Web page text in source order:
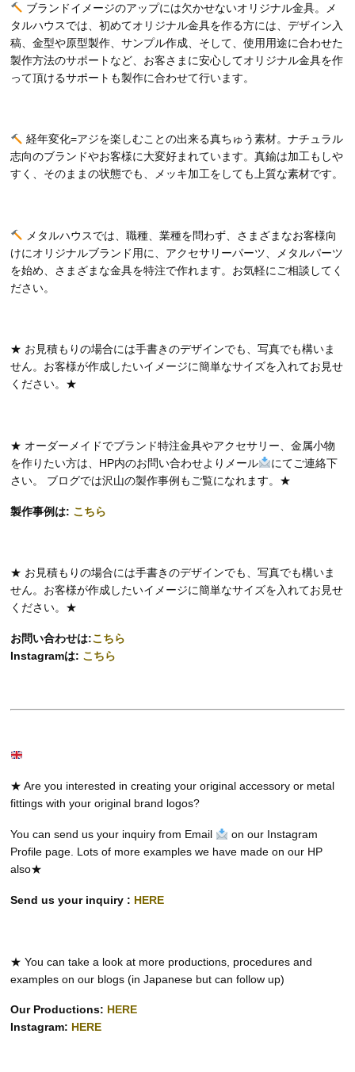
ブランドイメージのアップには欠かせないオリジナル金具。メ
タルハウスでは、初めてオリジナル金具を作る方には、デザイン入
稿、金型や原型製作、サンプル作成、そして、使用用途に合わせた
製作方法のサポートなど、お客さまに安心してオリジナル金具を作
って頂けるサポートも製作に合わせて行います。
経年変化=アジを楽しむことの出来る真ちゅう素材。ナチュラル
志向のブランドやお客様に大変好まれています。真鍮は加工もしや
すく、そのままの状態でも、メッキ加工をしても上質な素材です。
メタルハウスでは、職種、業種を問わず、さまざまなお客様向
けにオリジナルブランド用に、アクセサリーパーツ、メタルパーツ
を始め、さまざまな金具を特注で作れます。お気軽にご相談してく
ださい。
★ お見積もりの場合には手書きのデザインでも、写真でも構いま
せん。お客様が作成したいイメージに簡単なサイズを入れてお見せ
ください。★
★ オーダーメイドでブランド特注金具やアクセサリー、金属小物
を作りたい方は、HP内のお問い合わせよりメール
にてご連絡下
さい。 ブログでは沢山の製作事例もご覧になれます。★
製作事例は: こちら
★ お見積もりの場合には手書きのデザインでも、写真でも構いま
せん。お客様が作成したいイメージに簡単なサイズを入れてお見せ
ください。★
お問い合わせは:こちら
Instagramは: こちら
★ Are you interested in creating your original accessory or metal
fittings with your original brand logos?
You can send us your inquiry from Email
on our Instagram
Profile page. Lots of more examples we have made on our HP
also★
Send us your inquiry : HERE
★ You can take a look at more productions, procedures and
examples on our blogs (in Japanese but can follow up)
Our Productions: HERE
Instagram: HERE